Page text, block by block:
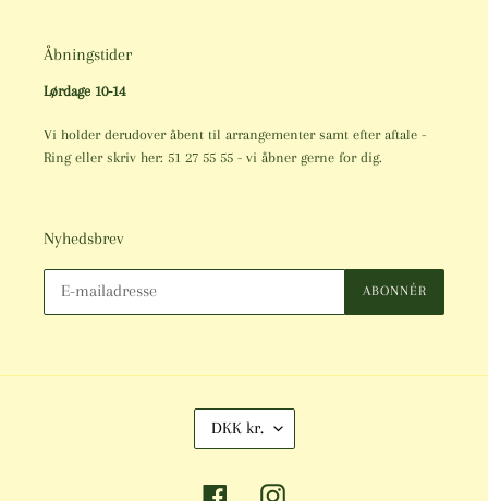
Åbningstider
Lørdage 10-14
Vi holder derudover åbent til arrangementer samt efter aftale -
Ring eller skriv her: 51 27 55 55 - vi åbner gerne for dig.
Nyhedsbrev
ABONNÉR
V
U
DKK kr.
FacebookInstagram